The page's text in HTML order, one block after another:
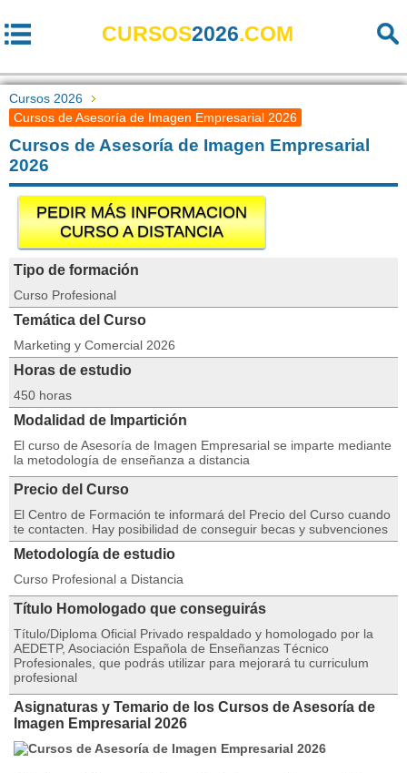
CURSOS2026.COM
Cursos 2026
Cursos de Asesoría de Imagen Empresarial 2026
Cursos de Asesoría de Imagen Empresarial
2026
PEDIR MÁS INFORMACION
CURSO A DISTANCIA
Tipo de formación
Curso Profesional
Temática del Curso
Marketing y Comercial 2026
Horas de estudio
450 horas
Modalidad de Impartición
El curso de Asesoría de Imagen Empresarial se imparte mediante
la metodología de enseñanza a distancia
Precio del Curso
El Centro de Formación te informará del Precio del Curso cuando
te contacten. Hay posibilidad de conseguir becas y subvenciones
Metodología de estudio
Curso Profesional a Distancia
Título Homologado que conseguirás
Título/Diploma Oficial Privado respaldado y homologado por la
AEDETP, Asociación Española de Enseñanzas Técnico
Profesionales, que podrás utilizar para mejorará tu curriculum
profesional
Asignaturas y Temario de los Cursos de Asesoría de
Imagen Empresarial 2026